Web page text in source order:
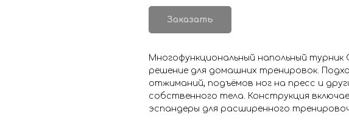
Заказать
Многофункциональный напольный турник
решение для домашних тренировок.
отжиманий, подъёмов ног на пресс и
собственного тела. Конструкция
эспандеры для расширенного